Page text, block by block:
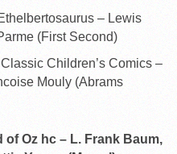
– Lewis
(First Second)
Children’s Comics –
Mouly (Abrams
of Oz hc – L. Frank Baum,